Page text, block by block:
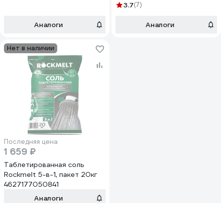
Аналоги
3.7(7)
Аналоги
Нет в наличии
Последняя цена
1 659 ₽
Таблетированная соль
Rockmelt 5-в-1, пакет 20кг
4627177050841
Аналоги